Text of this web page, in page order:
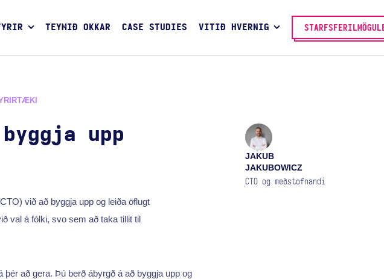
TEYMIÐ OKKAR CASE STUDIES VITIÐ HVERNIG
upp
JAKUB
JAKUBOWICZ
CTO og meðstofnandi
við að byggja upp og leiða öflugt
val á fólki, svo sem að taka tillit til
þér að gera. Þú berð ábyrgð á að byggja upp og